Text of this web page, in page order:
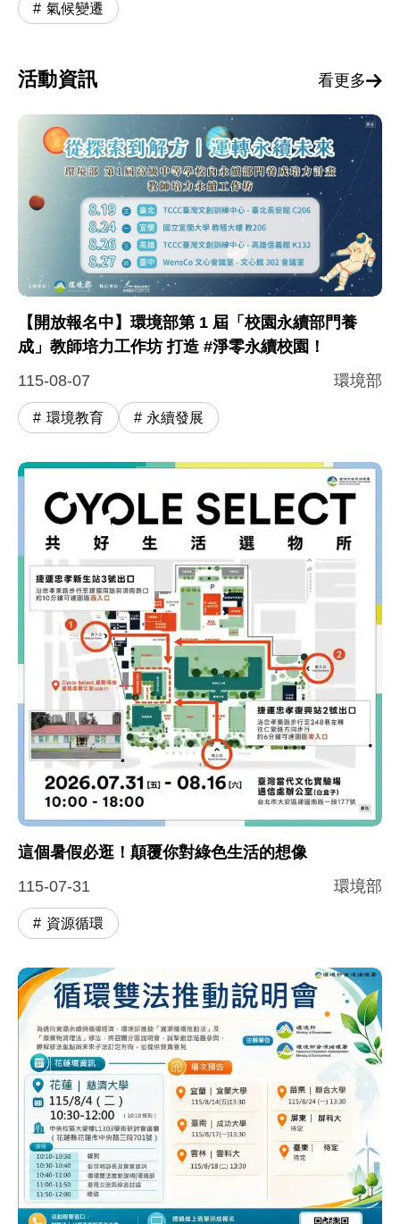
氣候變遷
活動資訊 看更多
【開放報名中】環境部第 1 屆「校園永續部門養
成」教師培力工作坊 打造 #淨零永續校園！
115-08-07
環境部
環境教育 永續發展
這個暑假必逛！顛覆你對綠色生活的想像
115-07-31
環境部
資源循環